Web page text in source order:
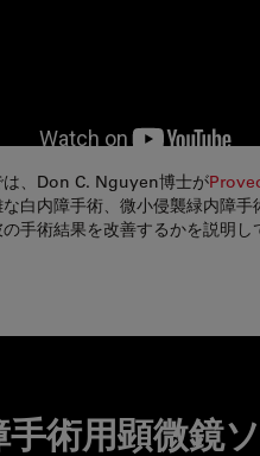
は、Don C. Nguyen博士が
白内障手術、微小侵襲緑内障
手術結果を改善するかを説明し
術用顕微鏡